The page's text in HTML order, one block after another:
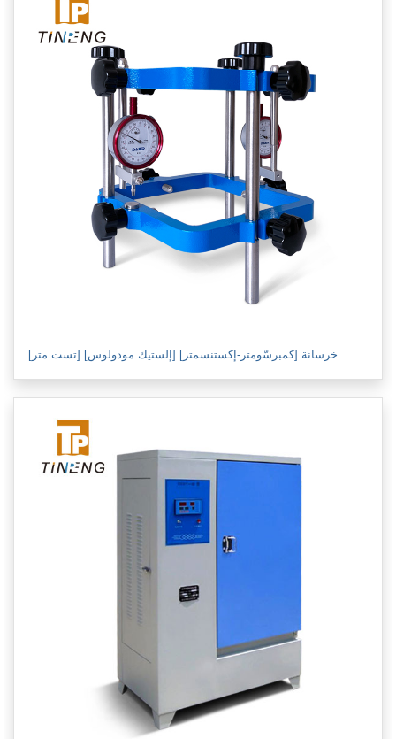
خرسانة [كمبرسّومتر-إكستنسمتر] [إلستيك مودولوس] [تست متر]